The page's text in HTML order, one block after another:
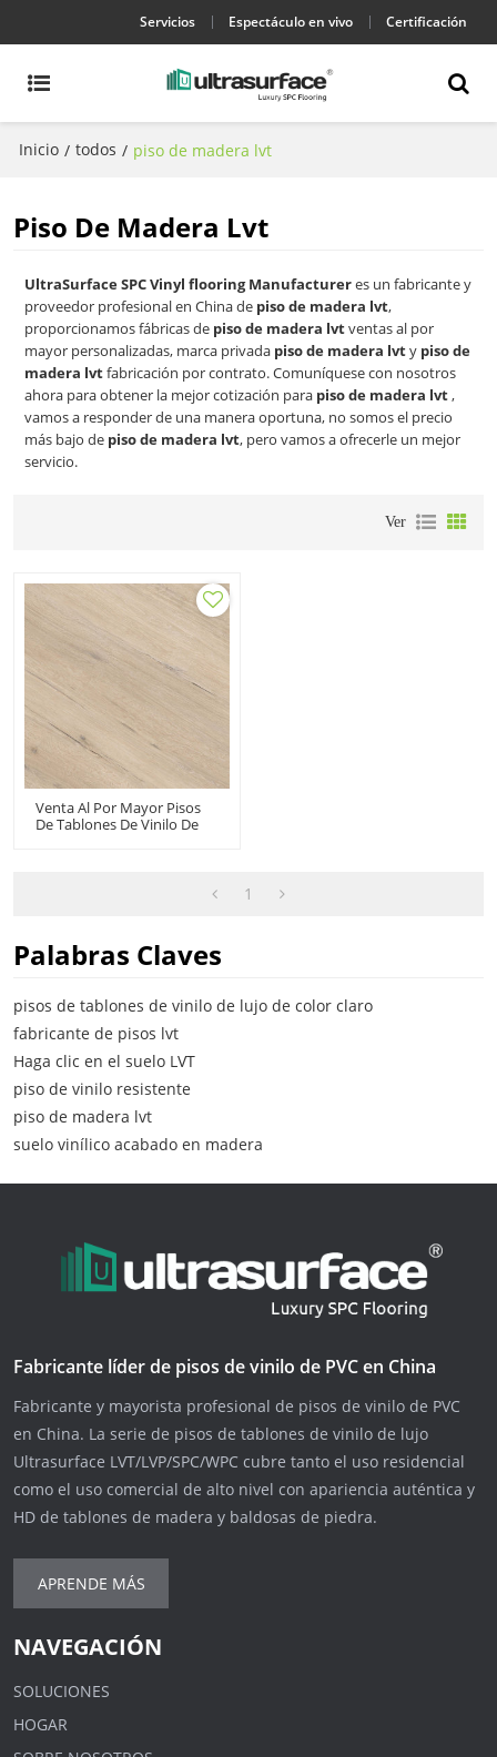
Servicios Espectáculo en vivo Certificación
Inicio / todos / piso de madera lvt
Piso De Madera Lvt
UltraSurface SPC Vinyl flooring Manufactureres un fabricante y
proveedor profesional en China de piso de madera lvt,
proporcionamos fábricas de piso de madera lvtventas al por
mayor personalizadas, marca privada piso de madera lvty piso de
madera lvtfabricación por contrato. Comuníquese con nosotros
ahora para obtener la mejor cotización para piso de madera lvt,
vamos a responder de una manera oportuna, no somos el precio
más bajo de piso de madera lvt, pero vamos a ofrecerle un mejor
servicio.
Ver
Venta Al Por Mayor Pisos
De Tablones De Vinilo De
1
Palabras Claves
pisos de tablones de vinilo de lujo de color claro
fabricante de pisos lvt
Haga clic en el suelo LVT
piso de vinilo resistente
piso de madera lvt
suelo vinílico acabado en madera
Fabricante líder de pisos de vinilo de PVC en China
Fabricante y mayorista profesional de pisos de vinilo de PVC
en China. La serie de pisos de tablones de vinilo de lujo
Ultrasurface LVT/LVP/SPC/WPC cubre tanto el uso residencial
como el uso comercial de alto nivel con apariencia auténtica y
HD de tablones de madera y baldosas de piedra.
APRENDE MÁS
NAVEGACIÓN
SOLUCIONES
HOGAR